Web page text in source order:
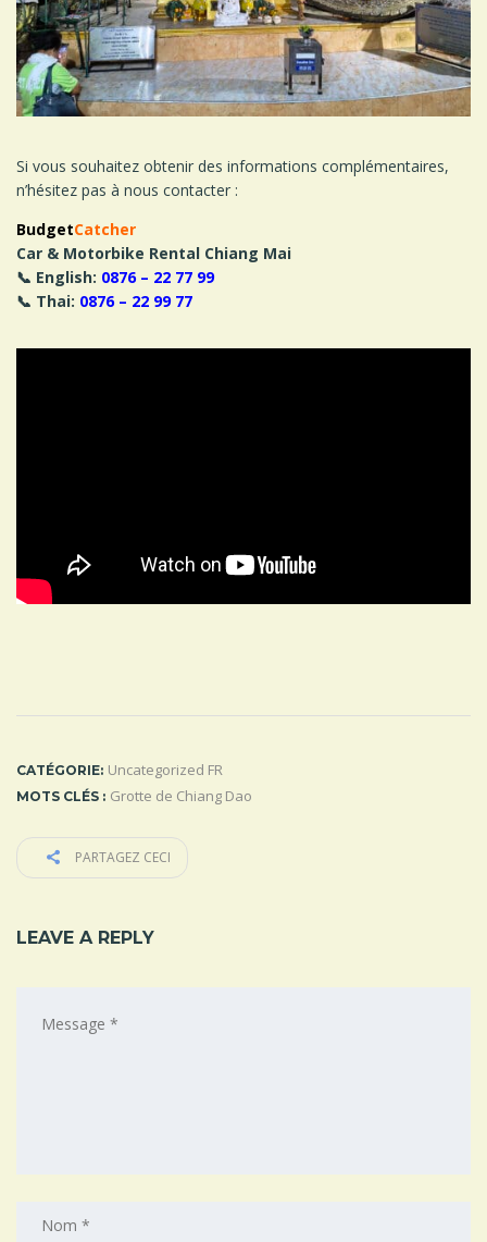
Si vous souhaitez obtenir des informations complémentaires,
n’hésitez pas à nous contacter :
BudgetCatcher
Car & Motorbike Rental Chiang Mai
📞 English: 0876 – 22 77 99
📞 Thai: 0876 – 22 99 77
CATÉGORIE: Uncategorized FR
MOTS CLÉS : Grotte de Chiang Dao
PARTAGEZ CECI
LEAVE A REPLY